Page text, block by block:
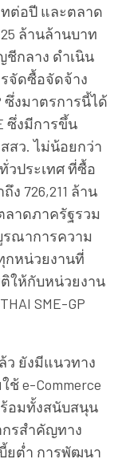
ทต่อปี และตลาด
ล้านล้านบาท
กลาง ดำเนิน
จัดซื้อจัดจ้าง
ซึ่งมาตรการนี้ได้
ซึ่งมีการขึ้น
สสว. ไม่น้อยกว่า
วประเทศ ที่ซื้อ
ง 726,211 ล้าน
ลาดภาครัฐรวม
รณาการความ
กหน่วยงานที่
ติให้กับหน่วยงาน
SME-GP
ว ยังมีแนวทาง
ช้ e-Commerce
ร้อมทั้งสนับสนุน
กรสำคัญทาง
ยต่ำ การพัฒนา